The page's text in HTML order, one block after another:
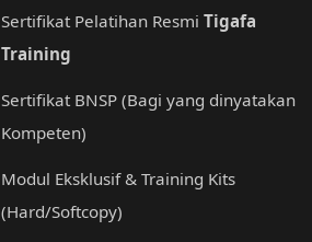
Sertifikat Pelatihan Resmi Tigafa
Training
Sertifikat BNSP (Bagi yang dinyatakan
Kompeten)
Modul Eksklusif & Training Kits
(Hard/Softcopy)